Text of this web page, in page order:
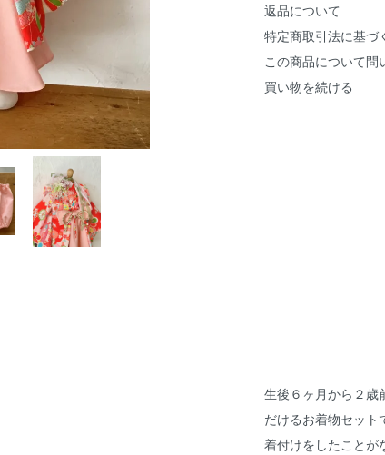
返品について
特定商取引法に基づ
この商品について問
買い物を続ける
生後６ヶ月から２歳
だけるお着物セット
着付けをしたことが